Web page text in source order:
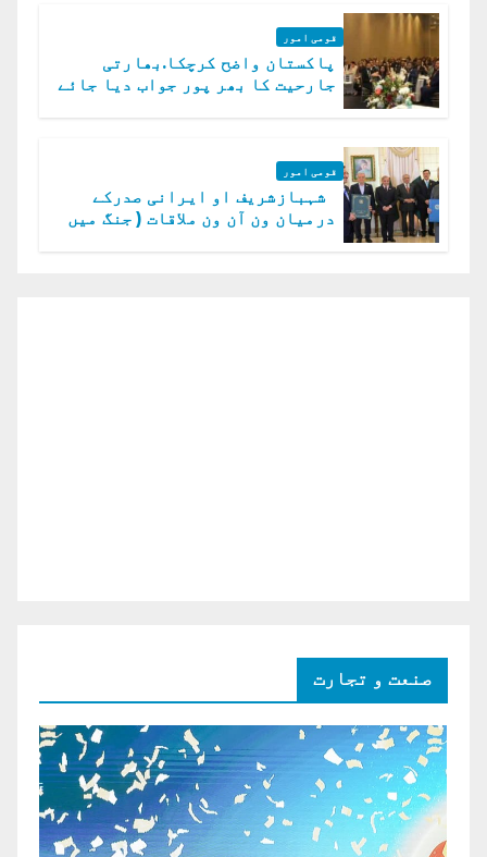
قومی امور
پاکستان واضح کرچکا.بھارتی
جارحیت کا بھر پور جواب دیا جائے
قومی امور
شہبازشریف او ایرانی صدرکے
درمیان ون آن ون ملاقات ( جنگ میں
صنعت و تجارت